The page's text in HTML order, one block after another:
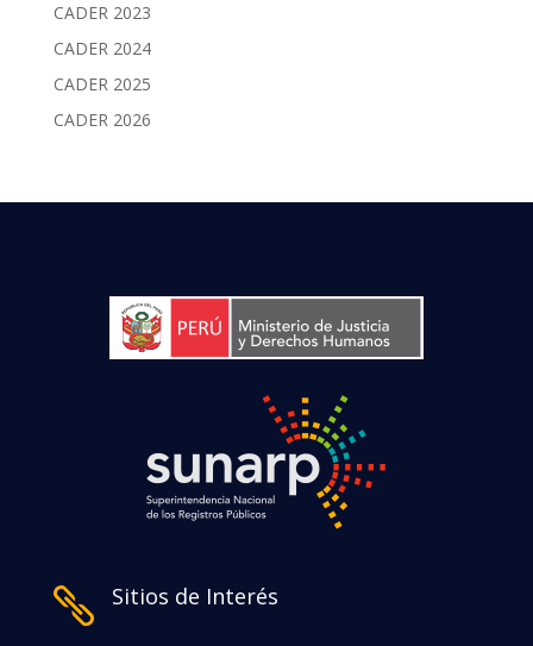
CADER 2023
CADER 2024
CADER 2025
CADER 2026
 Sitios de Interés